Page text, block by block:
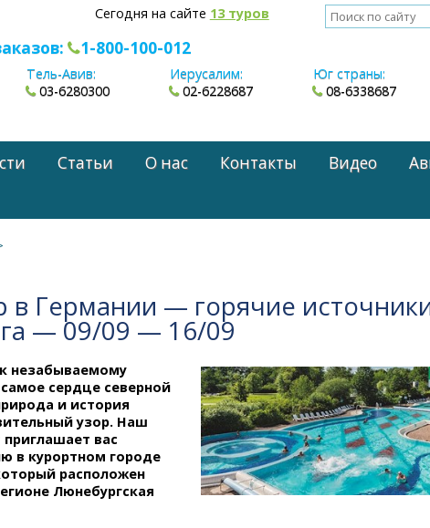
Сегодня на сайте 13 туров
1-800-100-012
Тель-Авив:
03-6280300
Иерусалим:
02-6228687
Юг страны:
08-6338687
Статьи О нас Контакты Видео
в Германии — горячие
— 09/09 — 16/09
незабываемому
сердце северной
и история
узор. Наш
вас
в курортном городе
расположен
Люнебургская